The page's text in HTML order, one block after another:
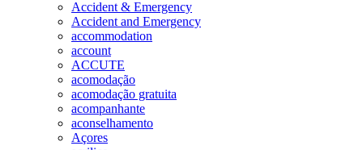
Accident & Emergency
Accident and Emergency
accommodation
account
ACCUTE
acomodação
acomodação gratuita
acompanhante
aconselhamento
Açores